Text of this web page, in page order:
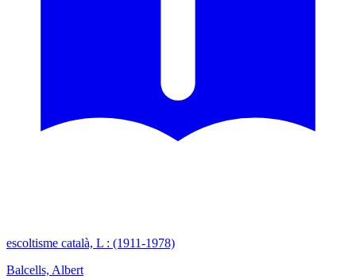
escoltisme català, L : (1911-1978)
Balcells, Albert